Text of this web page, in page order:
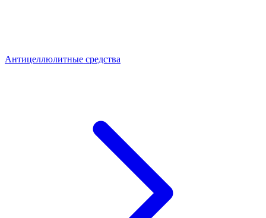
Антицеллюлитные средства